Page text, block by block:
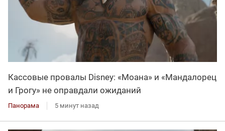
Кассовые провалы Disney: «Моана» и «Мандалорец
и Грогу» не оправдали ожиданий
Панорама 5 минут назад